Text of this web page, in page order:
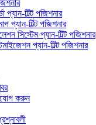
প্যান-টিল্ট পজিশনার
প্যান-টিল্ট পজিশনার
সিস্টেম প্যান-টিল্ট পজিশনার
প্যান-টিল্ট পজিশনার
করুন